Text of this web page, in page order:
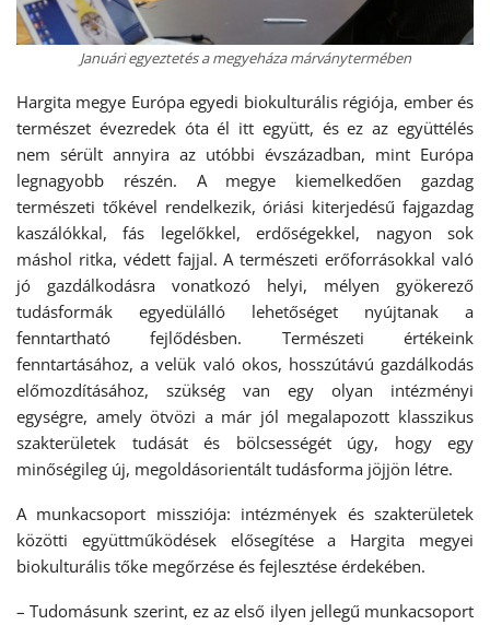
Januári egyeztetés a megyeháza márványtermében
Hargita megye Európa egyedi biokulturális régiója, ember és
természet évezredek óta él itt együtt, és ez az együttélés
nem sérült annyira az utóbbi évszázadban, mint Európa
legnagyobb részén. A megye kiemelkedően gazdag
természeti tőkével rendelkezik, óriási kiterjedésű fajgazdag
kaszálókkal, fás legelőkkel, erdőségekkel, nagyon sok
máshol ritka, védett fajjal. A természeti erőforrásokkal való
jó gazdálkodásra vonatkozó helyi, mélyen gyökerező
tudásformák egyedülálló lehetőséget nyújtanak a
fenntartható fejlődésben. Természeti értékeink
fenntartásához, a velük való okos, hosszútávú gazdálkodás
előmozdításához, szükség van egy olyan intézményi
egységre, amely ötvözi a már jól megalapozott klasszikus
szakterületek tudását és bölcsességét úgy, hogy egy
minőségileg új, megoldásorientált tudásforma jöjjön létre.
A munkacsoport missziója: intézmények és szakterületek
közötti együttműködések elősegítése a Hargita megyei
biokulturális tőke megőrzése és fejlesztése érdekében.
– Tudomásunk szerint, ez az első ilyen jellegű munkacsoport